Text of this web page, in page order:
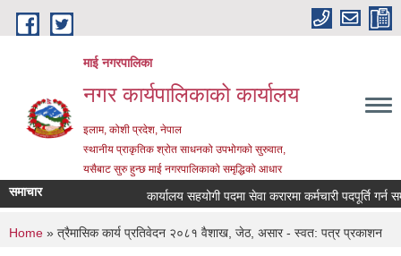
Skip to main content
माई नगरपालिका
नगर कार्यपालिकाको कार्यालय
इलाम, कोशी प्रदेश, नेपाल
स्थानीय प्राकृतिक श्रोत साधनको उपभोगको सुरुवात,
यसैबाट सुरु हुन्छ माई नगरपालिकाको समृद्धिको आधार
समाचार कार्यालय सहयोगी पदमा सेवा करारमा कर्मचारी पदपूर्ति गर्न
You are here
Home » त्रैमासिक कार्य प्रतिवेदन २०८१ वैशाख, जेठ, असार - स्वत: पत्र प्रकाशन